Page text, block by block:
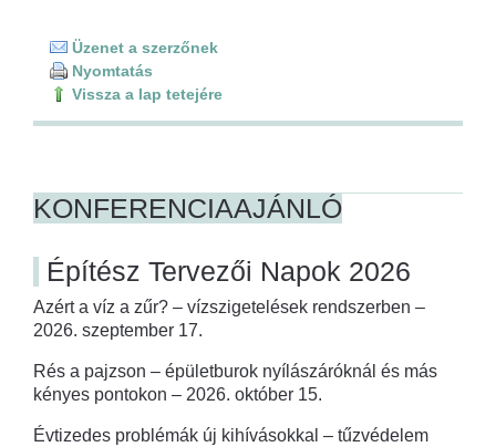
Üzenet a szerzőnek
Nyomtatás
Vissza a lap tetejére
KONFERENCIAAJÁNLÓ
Építész Tervezői Napok 2026
Azért a víz a zűr? – vízszigetelések rendszerben –
2026. szeptember 17.
Rés a pajzson – épületburok nyílászáróknál és más
kényes pontokon – 2026. október 15.
Évtizedes problémák új kihívásokkal – tűzvédelem